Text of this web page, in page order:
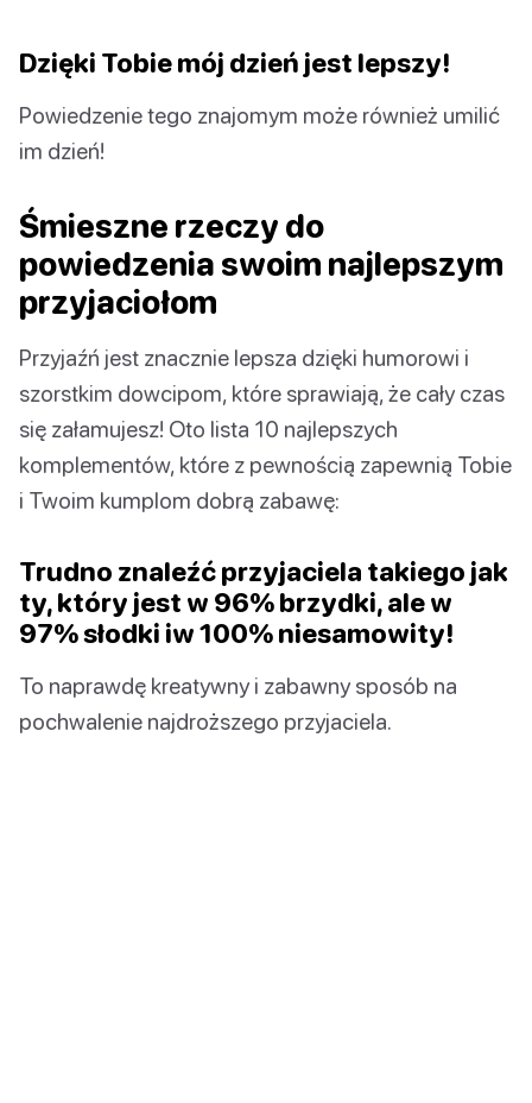
Dzięki Tobie mój dzień jest lepszy!
Powiedzenie tego znajomym może również umilić
im dzień!
Śmieszne rzeczy do
powiedzenia swoim najlepszym
przyjaciołom
Przyjaźń jest znacznie lepsza dzięki humorowi i
szorstkim dowcipom, które sprawiają, że cały czas
się załamujesz! Oto lista 10 najlepszych
komplementów, które z pewnością zapewnią Tobie
i Twoim kumplom dobrą zabawę:
Trudno znaleźć przyjaciela takiego jak
ty, który jest w 96% brzydki, ale w
97% słodki iw 100% niesamowity!
To naprawdę kreatywny i zabawny sposób na
pochwalenie najdroższego przyjaciela.